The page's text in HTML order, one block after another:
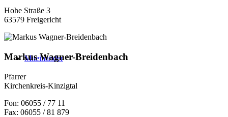
Miteinander
Hohe Straße 3
63579 Freigericht
Markus Wagner-Breidenbach
Pfarrer
Kirchenkreis-Kinzigtal
Fon: 06055 / 77 11
Fax: 06055 / 81 879